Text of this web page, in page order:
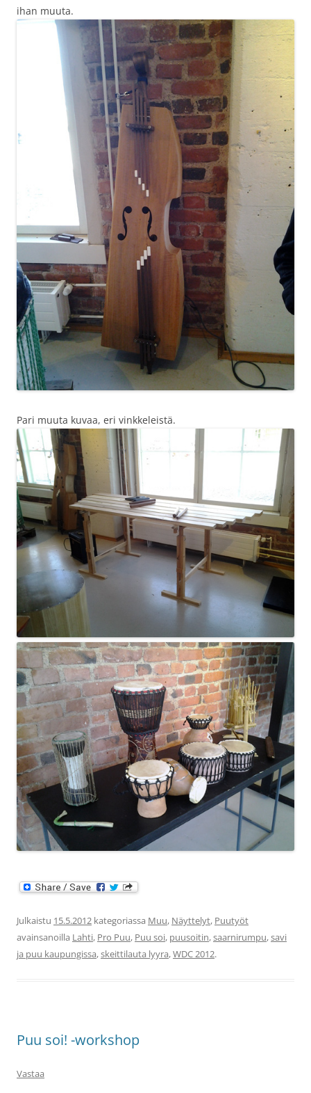
ihan muuta.
Pari muuta kuvaa, eri vinkkeleistä.
Julkaistu 15.5.2012 kategoriassa Muu, Näyttelyt, Puutyöt
avainsanoilla Lahti, Pro Puu, Puu soi, puusoitin,saarnirumpu,savi
ja puu kaupungissa,skeittilauta lyyra,WDC 2012.
Puu soi! -workshop
Vastaa